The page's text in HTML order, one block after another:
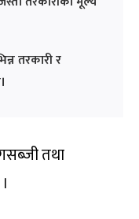
तरकारी र
तथा